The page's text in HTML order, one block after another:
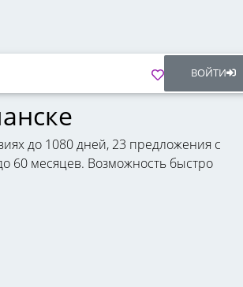
ВОЙТИ
до 1080 дней, 23 предложения с
60 месяцев. Возможность быстро